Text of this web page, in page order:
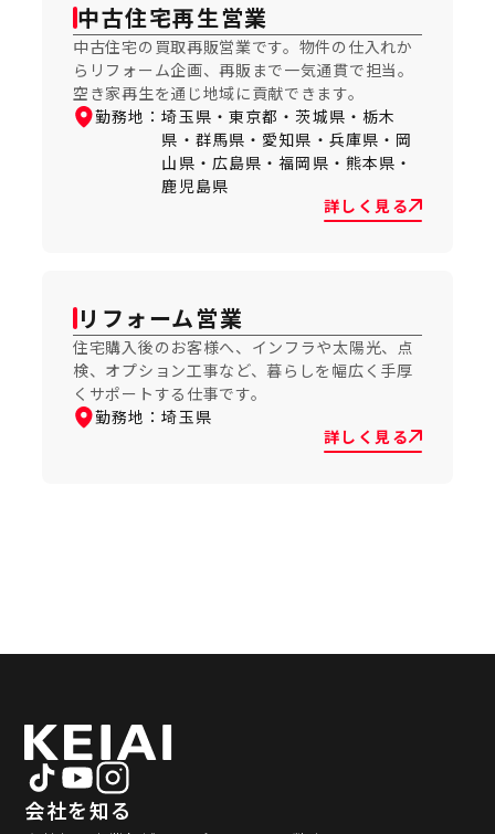
中古住宅再生営業
中古住宅の買取再販営業です。物件の仕入れか
らリフォーム企画、再販まで一気通貫で担当。
空き家再生を通じ地域に貢献できます。
勤務地：埼玉県・東京都・茨城県・栃木
県・群馬県・愛知県・兵庫県・岡
山県・広島県・福岡県・熊本県・
鹿児島県
詳しく見る
リフォーム営業
住宅購入後のお客様へ、インフラや太陽光、点
検、オプション工事など、暮らしを幅広く手厚
くサポートする仕事です。
勤務地：埼玉県
詳しく見る
会社を知る